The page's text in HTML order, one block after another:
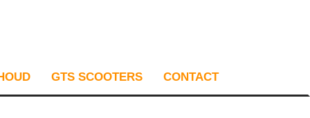
GTS SCOOTERS CONTACT